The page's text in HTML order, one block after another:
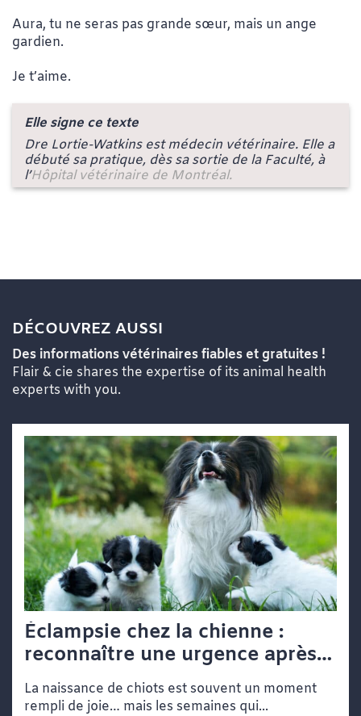
Aura, tu ne seras pas grande sœur, mais un ange
gardien.
Je t’aime.
Elle signe ce texte
Dre Lortie-Watkins est médecin vétérinaire. Elle a
débuté sa pratique, dès sa sortie de la Faculté, à
l’Hôpital vétérinaire de Montréal.
DÉCOUVREZ AUSSI
Des informations vétérinaires fiables et gratuites !
Flair & cie shares the expertise of its animal health
experts with you.
Éclampsie chez la chienne :
reconnaître une urgence après
la mise bas
La naissance de chiots est souvent un moment
rempli de joie… mais les semaines qui...